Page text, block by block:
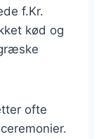
f.Kr.
kød og
ofte